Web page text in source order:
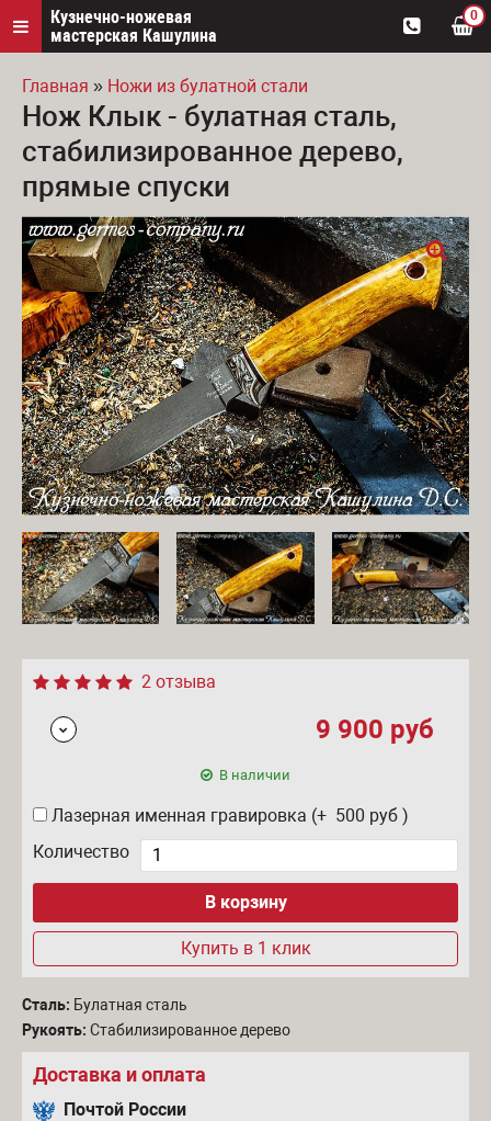
Кузнечно-ножевая
мастерская Кашулина
0
Вы здесь
Главная » Ножи из булатной стали
Нож Клык - булатная сталь,
стабилизированное дерево,
прямые спуски
2 отзыва
9 900 руб
В наличии
Лазерная именная гравировка (+ 500 руб )
Количество
Купить в 1 клик
Сталь: Булатная сталь
Рукоять: Стабилизированное дерево
Доставка и оплата
Почтой России